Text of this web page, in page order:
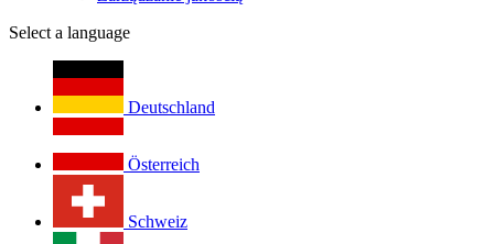
Select a language
Deutschland
Österreich
Schweiz